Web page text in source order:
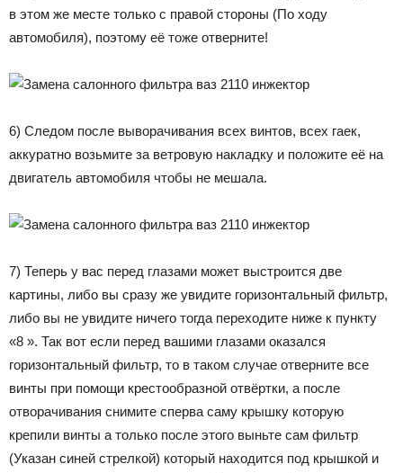
в этом же месте только с правой стороны (По ходу
автомобиля), поэтому её тоже отверните!
6) Следом после выворачивания всех винтов, всех гаек,
аккуратно возьмите за ветровую накладку и положите её на
двигатель автомобиля чтобы не мешала.
7) Теперь у вас перед глазами может выстроится две
картины, либо вы сразу же увидите горизонтальный фильтр,
либо вы не увидите ничего тогда переходите ниже к пункту
«8 ». Так вот если перед вашими глазами оказался
горизонтальный фильтр, то в таком случае отверните все
винты при помощи крестообразной отвёртки, а после
отворачивания снимите сперва саму крышку которую
крепили винты а только после этого выньте сам фильтр
(Указан синей стрелкой) который находится под крышкой и